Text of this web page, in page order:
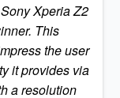
Xperia Z2
This
the user
it provides via
a resolution